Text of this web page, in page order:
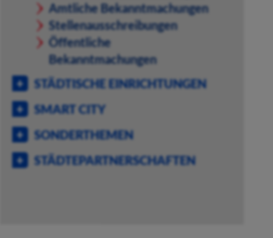
Amtliche Bekanntmachungen
Stellenausschreibungen
Öffentliche
Bekanntmachungen
STÄDTISCHE EINRICHTUNGEN
SMART CITY
SONDERTHEMEN
STÄDTEPARTNERSCHAFTEN